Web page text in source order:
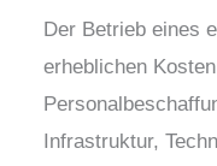
Der Betrieb eines
erheblichen
Infrastruktur,